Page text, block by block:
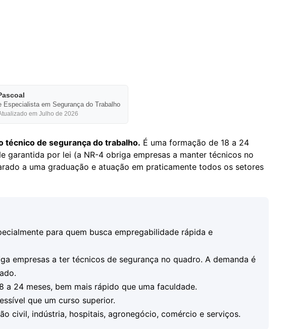
Especialista em Segurança do Trabalho
em Julho de 2026
técnico de segurança do trabalho. É uma formação de 18 a 24
garantida por lei (a NR-4 obriga empresas a manter técnicos no
a uma graduação e atuação em praticamente todos os setores
para quem busca empregabilidade rápida e
empresas a ter técnicos de segurança no quadro. A demanda é
a 24 meses, bem mais rápido que uma faculdade.
que um curso superior.
civil, indústria, hospitais, agronegócio, comércio e serviços.